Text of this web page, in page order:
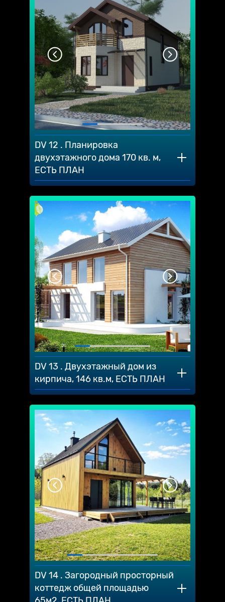
DV 12 . Планировка
двухэтажного дома 170 кв. м,
ЕСТЬ ПЛАН
DV 13 . Двухэтажный дом из
кирпича, 146 кв.м, ЕСТЬ ПЛАН
DV 14 . Загородный просторный
коттедж общей площадью